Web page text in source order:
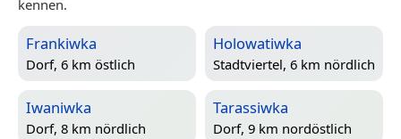
kennen.
Frankiwka
Dorf, 6 km östlich
Holowatiwka
Stadtviertel, 6 km nördlich
Iwaniwka
Dorf, 8 km nördlich
Tarassiwka
Dorf, 9 km nordöstlich